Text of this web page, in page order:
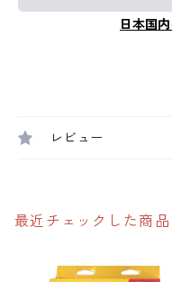
日本国
レビュー
最近チェックした商品